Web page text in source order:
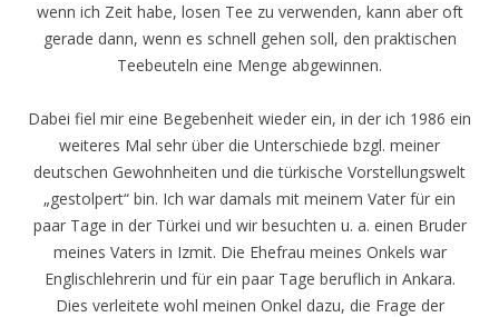
wenn ich Zeit habe, losen Tee zu verwenden, kann aber oft
gerade dann, wenn es schnell gehen soll, den praktischen
Teebeuteln eine Menge abgewinnen.
Dabei fiel mir eine Begebenheit wieder ein, in der ich 1986 ein
weiteres Mal sehr über die Unterschiede bzgl. meiner
deutschen Gewohnheiten und die türkische Vorstellungswelt
„gestolpert“ bin. Ich war damals mit meinem Vater für ein
paar Tage in der Türkei und wir besuchten u. a. einen Bruder
meines Vaters in Izmit. Die Ehefrau meines Onkels war
Englischlehrerin und für ein paar Tage beruflich in Ankara.
Dies verleitete wohl meinen Onkel dazu, die Frage der